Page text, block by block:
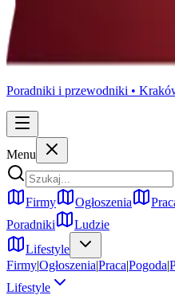
Poradniki i przewodniki •
Menu
Firmy Ogłoszenia
Poradniki
Ludzie
Lifestyle
Firmy|Ogłoszenia|Praca|Pogoda|
Lifestyle